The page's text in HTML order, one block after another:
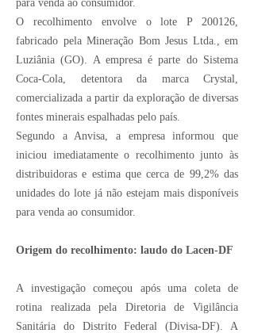
O recolhimento envolve o lote P 200126,
fabricado pela Mineração Bom Jesus Ltda., em
Luziânia (GO). A empresa é parte do Sistema
Coca-Cola, detentora da marca Crystal,
comercializada a partir da exploração de diversas
fontes minerais espalhadas pelo país.
Segundo a Anvisa, a empresa informou que
iniciou imediatamente o recolhimento junto às
distribuidoras e estima que cerca de 99,2% das
unidades do lote já não estejam mais disponíveis
para venda ao consumidor.
Origem do recolhimento: laudo do Lacen-DF
A investigação começou após uma coleta de
rotina realizada pela Diretoria de Vigilância
Sanitária do Distrito Federal (Divisa-DF). A